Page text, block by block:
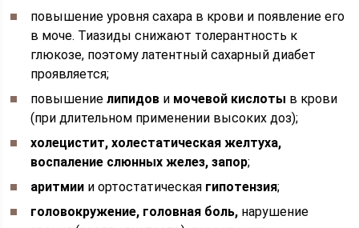
повышение уровня сахара в крови и появление его
в моче. Тиазиды снижают толерантность к
глюкозе, поэтому латентный сахарный диабет
проявляется;
повышениелипидов и мочевой кислоты в крови
(при длительном применении высоких доз);
холецистит, холестатическая желтуха,
воспаление слюнных желез, запор;
аритмии и ортостатическая гипотензия;
головокружение, головная боль, нарушение